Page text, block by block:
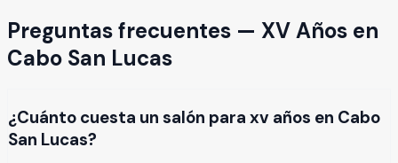
Preguntas frecuentes — XV Años en
Cabo San Lucas
¿Cuánto cuesta un salón para xv años en Cabo
San Lucas?